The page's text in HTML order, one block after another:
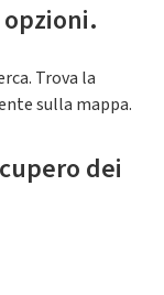
Trova la
sulla mappa.
dei